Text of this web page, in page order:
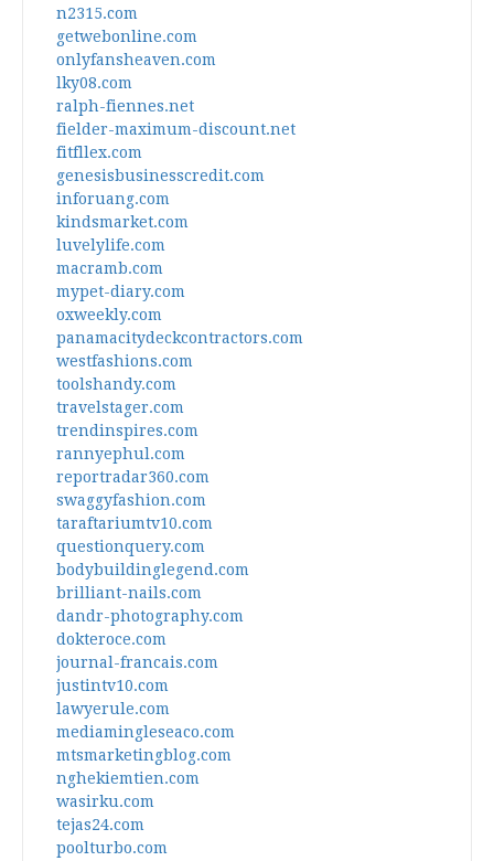
n2315.com
getwebonline.com
onlyfansheaven.com
lky08.com
ralph-fiennes.net
fielder-maximum-discount.net
fitfllex.com
genesisbusinesscredit.com
inforuang.com
kindsmarket.com
luvelylife.com
macramb.com
mypet-diary.com
oxweekly.com
panamacitydeckcontractors.com
westfashions.com
toolshandy.com
travelstager.com
trendinspires.com
rannyephul.com
reportradar360.com
swaggyfashion.com
taraftariumtv10.com
questionquery.com
bodybuildinglegend.com
brilliant-nails.com
dandr-photography.com
dokteroce.com
journal-francais.com
justintv10.com
lawyerule.com
mediamingleseaco.com
mtsmarketingblog.com
nghekiemtien.com
wasirku.com
tejas24.com
poolturbo.com